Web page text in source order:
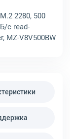
2280, 500
с read-
MZ-V8V500BW